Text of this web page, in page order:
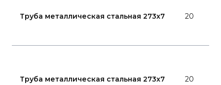
Труба металлическая стальная 273x7 20
Труба металлическая стальная 273x7 20